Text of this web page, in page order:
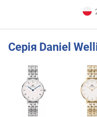
Серія Daniel